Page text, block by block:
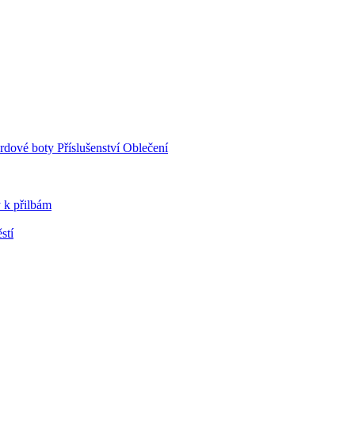
boty PříslušenstvíOblečení
k přilbám